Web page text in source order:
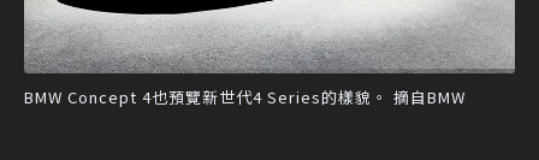
BMW Concept 4也預覽新世代4 Series的樣貌。 摘自BMW